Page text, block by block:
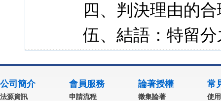
四、判決理由的
伍、結語：特留
公司簡介
法源資訊
會員服務
申請流程
論著授權
徵集論著
常
使